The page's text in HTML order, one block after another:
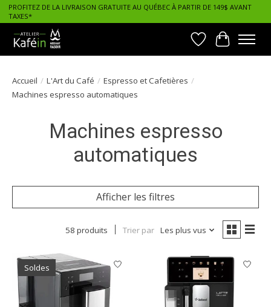
PROFITEZ DE LA LIVRAISON GRATUITE AU QUÉBEC À PARTIR DE 149$ AVANT
TAXES*
Liste dePanier
Accueil / L'Art du Café / Espresso et Cafetières /
Machines espresso automatiques
Machines espresso
automatiques
Afficher les filtres
58 produits Trier par Les plus vus
Soldes